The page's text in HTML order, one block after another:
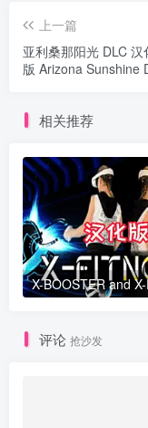
上一篇
亚利桑那阳光 DLC 汉
版 Arizona Sunshine
相关推荐
评论 抢沙发